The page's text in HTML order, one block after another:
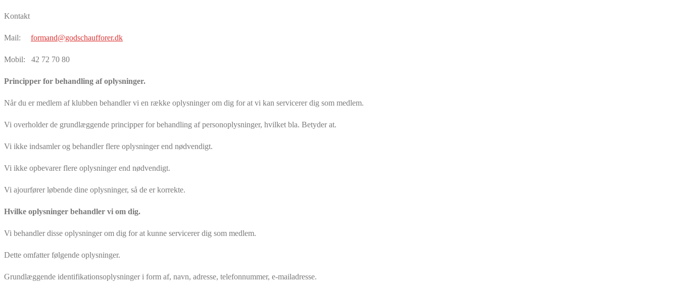
Kontakt
Mail: formand@godschaufforer.dk
Mobil: 42 72 70 80
Principper for behandling af oplysninger.
Når du er medlem af klubben behandler vi en række oplysninger om dig for at vi kan servicerer dig som medlem.
Vi overholder de grundlæggende principper for behandling af personoplysninger, hvilket bla. Betyder at.
Vi ikke indsamler og behandler flere oplysninger end nødvendigt.
Vi ikke opbevarer flere oplysninger end nødvendigt.
Vi ajourfører løbende dine oplysninger, så de er korrekte.
Hvilke oplysninger behandler vi om dig.
Vi behandler disse oplysninger om dig for at kunne servicerer dig som medlem.
Dette omfatter følgende oplysninger.
Grundlæggende identifikationsoplysninger i form af, navn, adresse, telefonnummer, e-mailadresse.